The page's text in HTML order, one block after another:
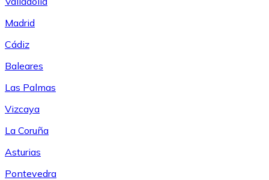
Madrid
Cádiz
Baleares
Las Palmas
Vizcaya
La Coruña
Asturias
Pontevedra